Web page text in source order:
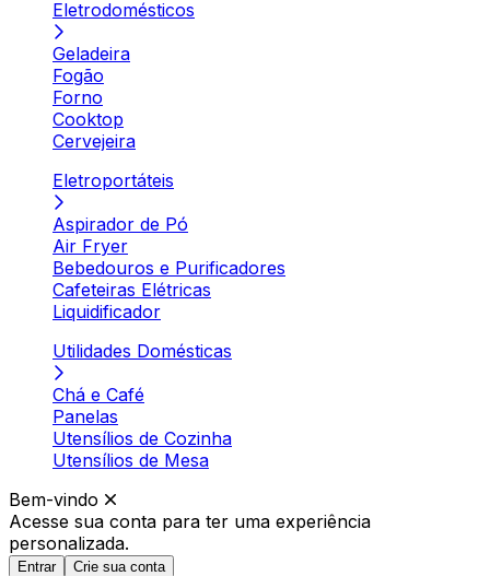
Eletrodomésticos
Geladeira
Fogão
Forno
Cooktop
Cervejeira
Eletroportáteis
Aspirador de Pó
Air Fryer
Bebedouros e Purificadores
Cafeteiras Elétricas
Liquidificador
Utilidades Domésticas
Chá e Café
Panelas
Utensílios de Cozinha
Utensílios de Mesa
Bem-vindo
Acesse sua conta para ter uma experiência
personalizada.
Entrar Crie sua conta